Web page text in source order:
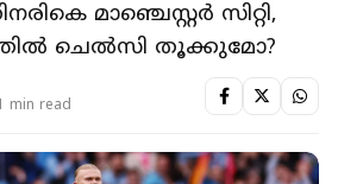
മാഞ്ചെസ്റ്റര്‍ സിറ്റി,
ചെല്‍സി തൂക്കുമോ?
min read